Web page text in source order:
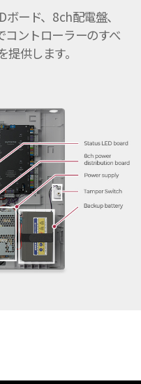
ード、8ch配電盤、
ントローラーのすべ
供します。